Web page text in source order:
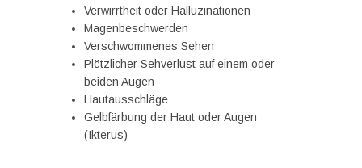
Verwirrtheit oder Halluzinationen
Magenbeschwerden
Verschwommenes Sehen
Plötzlicher Sehverlust auf einem oder
beiden Augen
Hautausschläge
Gelbfärbung der Haut oder Augen
(Ikterus)